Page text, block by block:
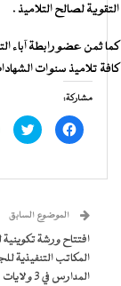
التقوية لصالح التلاميذ .
كما ثمن عضو رابطة آباء
كافة تلاميذ سنوات
مشاركة:
انقر
للمشاركة
في في
الموضوع السابق
افتتاح ورشة
المكاتب التنفيذية
المدارس في 3 ولايات